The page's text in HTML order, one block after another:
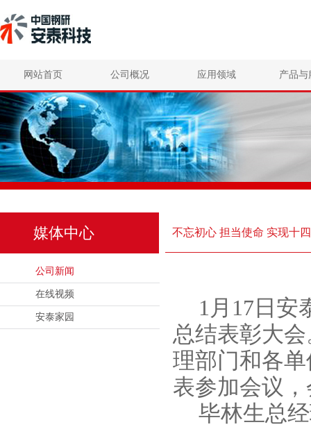
网站首页 公司概况 应用领域 产品与
媒体中心
公司新闻
在线视频
安泰家园
不忘初心 担当使命 实现十
1月17日 安
总结表彰大
理部门和各
表参加会议
毕林生总